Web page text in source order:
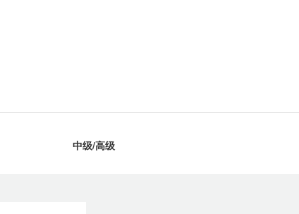
中级/高级